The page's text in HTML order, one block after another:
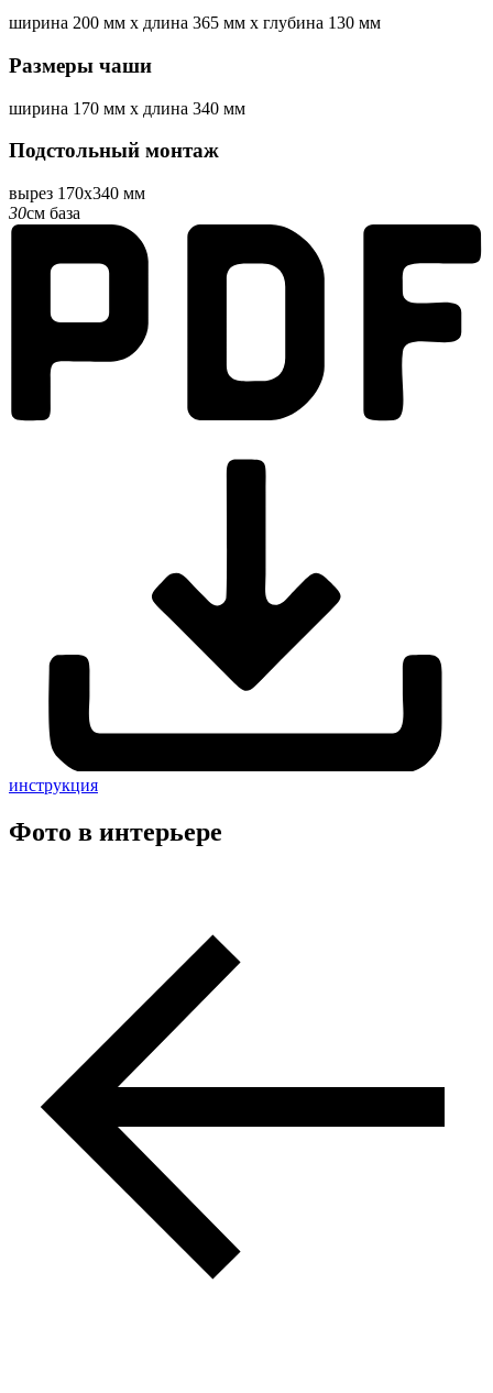
ширина 200 мм x длина 365 мм x глубина 130 мм
Размеры чаши
ширина 170 мм x длина 340 мм
Подстольный монтаж
вырез 170x340 мм
30см база
инструкция
Фото в интерьере